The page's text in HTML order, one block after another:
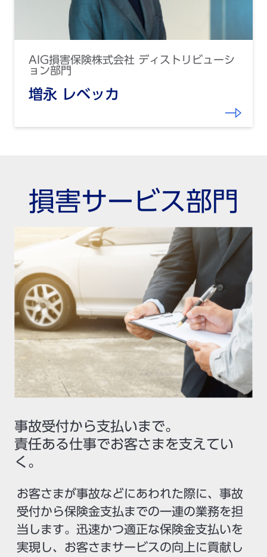
AIG損害保険株式会社 ディストリビューシ
ョン部門
増永 レベッカ
損害サービス部門
事故受付から支払いまで。
責任ある仕事でお客さまを支えてい
く。
お客さまが事故などにあわれた際に、事故
受付から保険金支払までの一連の業務を担
当します。迅速かつ適正な保険金支払いを
実現し、お客さまサービスの向上に貢献し